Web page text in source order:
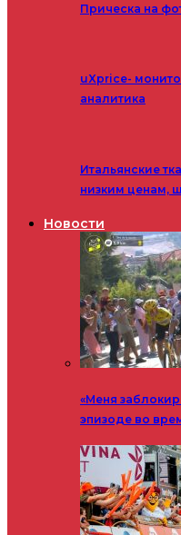
Прическа на
uXprice-
аналитика
Итальянские
низким ценам,
Новости
«Меня
эпизоде во